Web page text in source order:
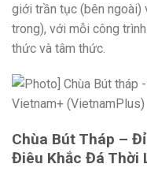
giới trần tục (bên ngoài)
trong), với mỗi công
thức và tâm thức.
Chùa Bút Tháp –
Điêu Khắc Đá Thời